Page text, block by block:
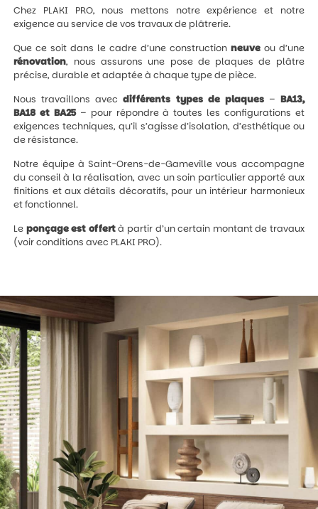
Chez PLAKI PRO, nous mettons notre expérience et notre
exigence au service de vos travaux de plâtrerie.
Que ce soit dans le cadre d’une construction neuveou d’une
rénovation, nous assurons une pose de plaques de plâtre
précise, durable et adaptée à chaque type de pièce.
Nous travaillons avecdifférents types de plaques– BA13,
BA18 et BA25– pour répondre à toutes les configurations et
exigences techniques, qu’il s’agisse d’isolation, d’esthétique ou
de résistance.
Notre équipe à Saint-Orens-de-Gameville vous accompagne
du conseil à la réalisation, avec un soin particulier apporté aux
finitions et aux détails décoratifs, pour un intérieur harmonieux
et fonctionnel.
Le ponçage est offertà partir d’un certain montant de travaux
(voir conditions avec PLAKI PRO).